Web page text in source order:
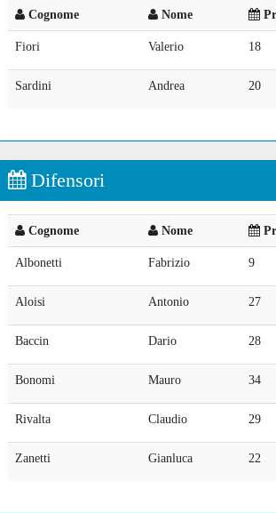
Cognome Nome
Fiori Valerio 18
Sardini Andrea 20
Difensori
Cognome Nome
Albonetti Fabrizio 9
Aloisi Antonio 27
Baccin Dario 28
Bonomi Mauro 34
Rivalta Claudio 29
Zanetti Gianluca 22